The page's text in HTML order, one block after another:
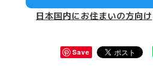
日本国内にお住まいの方向け
Save